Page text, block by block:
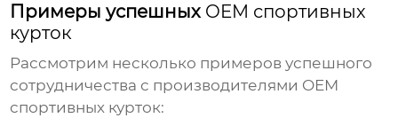
Примеры успешных OEM спортивных
курток
Рассмотрим несколько примеров успешного
сотрудничества с производителями OEM
спортивных курток: